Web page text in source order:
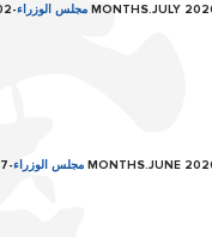
مجلس الوزراء- 02 MONTHS.JULY
مجلس الوزراء- 17 MONTHS.JUNE